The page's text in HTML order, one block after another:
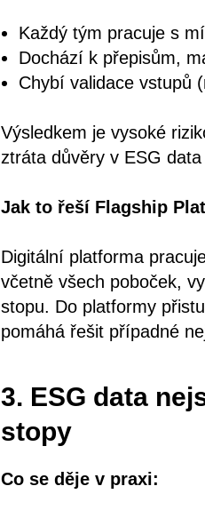
Každý tým pracuje s
Dochází k přepisům,
Chybí validace vstupů
Výsledkem je vysoké
ztráta důvěry v ESG
Jak to řeší Flagship
Digitální platforma
včetně všech poboček,
stopu. Do platformy
pomáhá řešit případné
3. ESG data
stopy
Co se děje v praxi: